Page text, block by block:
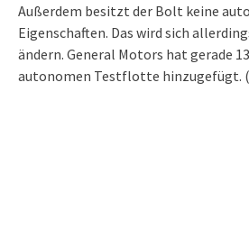
Außerdem besitzt der Bolt keine
Eigenschaften. Das wird sich
ändern. General Motors hat gerade
autonomen Testflotte hinzugefügt.